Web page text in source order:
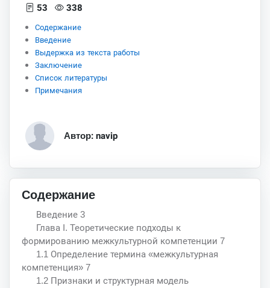
53 338
Содержание
Введение
Выдержка из текста работы
Заключение
Список литературы
Примечания
Автор: navip
Содержание
Введение 3
Глава I. Теоретические подходы к
формированию межкультурной компетенции 7
1.1 Определение термина «межкультурная
компетенция» 7
1.2 Признаки и структурная модель